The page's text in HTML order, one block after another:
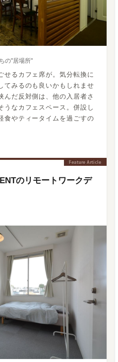
の"居場所"
せるカフェ席が。気分転換に
てみるのも良いかもしれませ
んだ反対側は、他の入居者さ
うなカフェスペース。併設し
食やティータイムを過ごすの
のリモートワークデ